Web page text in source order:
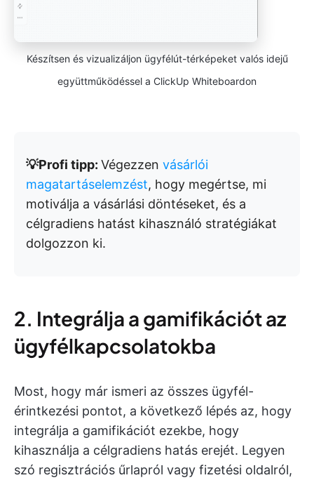
Készítsen és vizualizáljon ügyfélút-térképeket valós idejű
együttműködéssel a ClickUp Whiteboardon
💡Profi tipp: Végezzen vásárlói
magatartáselemzést, hogy megértse, mi
motiválja a vásárlási döntéseket, és a
célgradiens hatást kihasználó stratégiákat
dolgozzon ki.
2. Integrálja a gamifikációt az
ügyfélkapcsolatokba
Most, hogy már ismeri az összes ügyfél-
érintkezési pontot, a következő lépés az, hogy
integrálja a gamifikációt ezekbe, hogy
kihasználja a célgradiens hatás erejét. Legyen
szó regisztrációs űrlapról vagy fizetési oldalról,